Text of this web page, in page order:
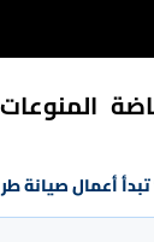
المنوعات
أعمال صيانة